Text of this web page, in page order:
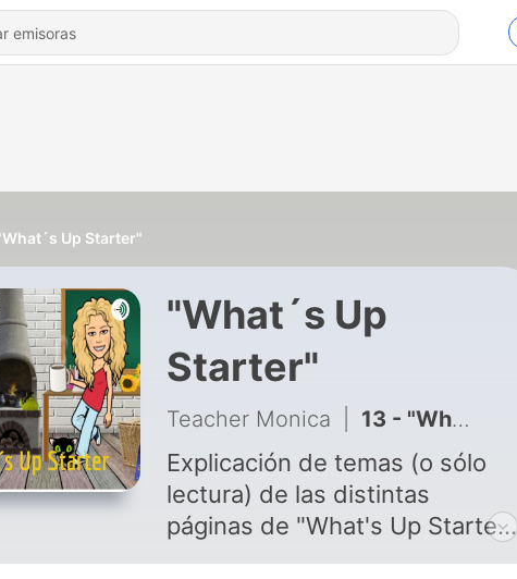
Up Starter"
"What´s Up
Starter"
Teacher Monica 13 - "What's Up Starter" - P56 - Reading
Explicación de temas (o sólo
lectura) de las distintas
páginas de "What's Up Starter"
para mis alumnos de habla